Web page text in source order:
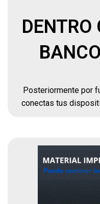
DENTRO
Posteriormente por
conectas tus